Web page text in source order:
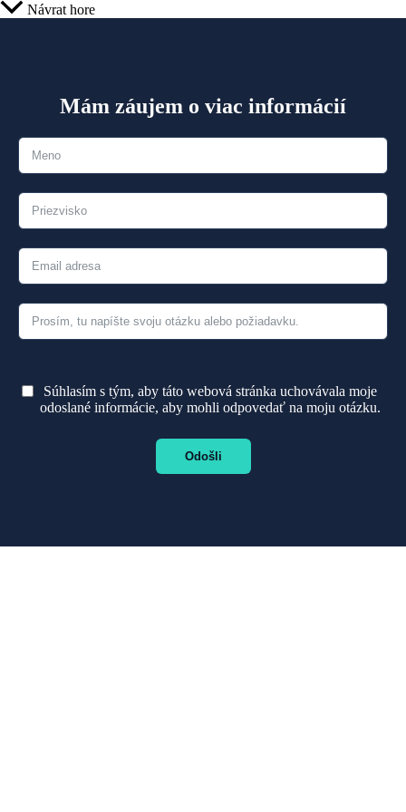
Návrat hore
Mám záujem o viac informácií
Súhlasím s tým, aby táto webová stránka uchovávala moje
odoslané informácie, aby mohli odpovedať na moju otázku.
Odošli